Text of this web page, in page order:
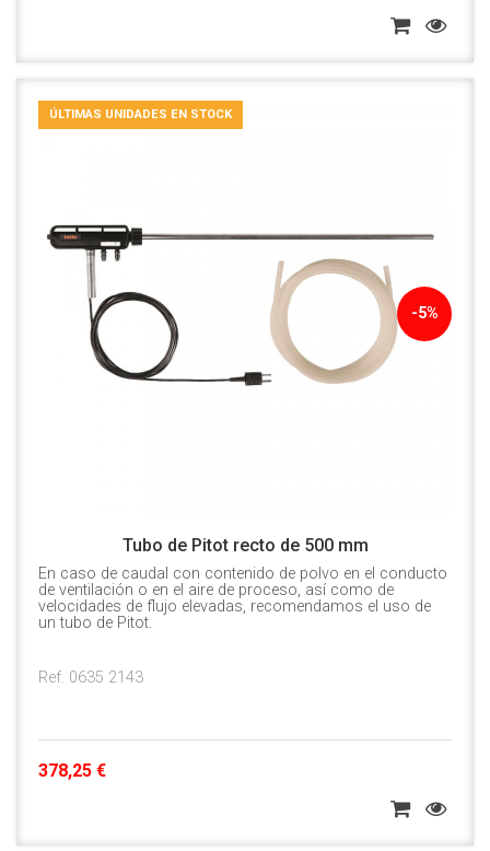
-5%
ÚLTIMAS UNIDADES EN STOCK
Tubo de Pitot recto de 500 mm
En caso de caudal con contenido de polvo en el conducto
de ventilación o en el aire de proceso, así como de
velocidades de flujo elevadas, recomendamos el uso de
un tubo de Pitot.
Ref. 0635 2143
378,25 €